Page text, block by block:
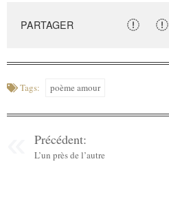
PARTAGER
Tags: poème amour
Précédent:
L’un près de l’autre